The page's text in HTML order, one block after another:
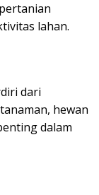
lahan.
dari
hewan
dalam